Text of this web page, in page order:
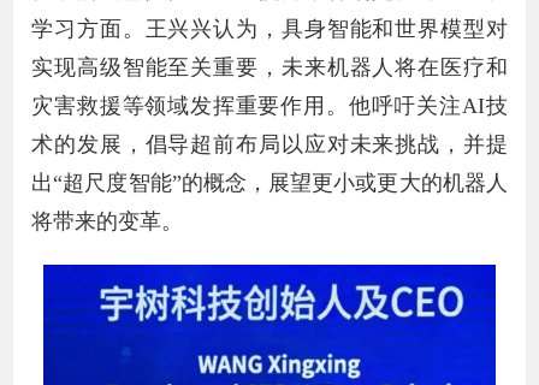
学习方面。王兴兴认为，具身智能和世界模型对
实现高级智能至关重要，未来机器人将在医疗和
灾害救援等领域发挥重要作用。他呼吁关注AI技
术的发展，倡导超前布局以应对未来挑战，并提
出“超尺度智能”的概念，展望更小或更大的机器人
将带来的变革。